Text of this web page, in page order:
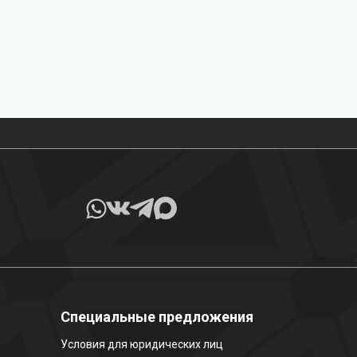
Специальные предложения
Условия для юридических лиц